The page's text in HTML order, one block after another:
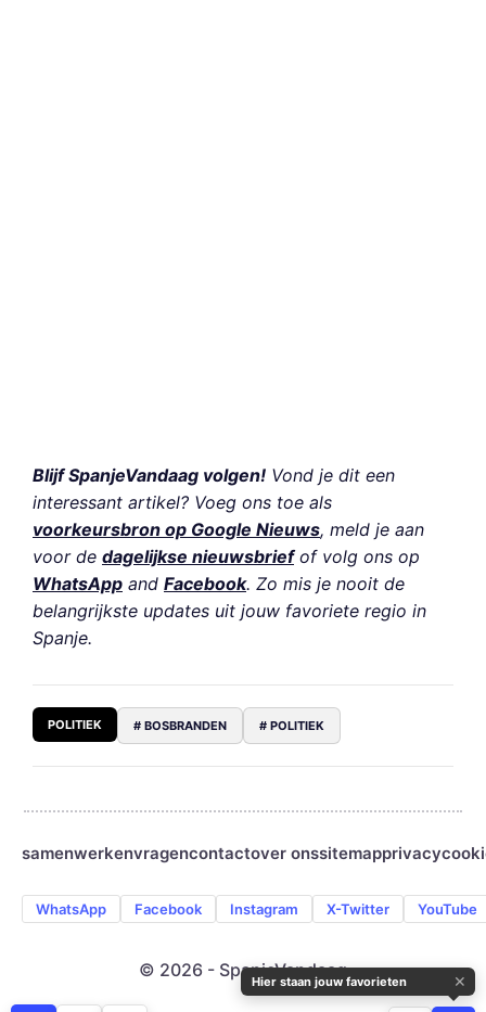
Blijf SpanjeVandaag volgen! Vond je dit een
interessant artikel? Voeg ons toe als
voorkeursbron op Google Nieuws, meld je aan
voor de dagelijkse nieuwsbriefof volg ons op
WhatsApp and Facebook. Zo mis je nooit de
belangrijkste updates uit jouw favoriete regio in
Spanje.
POLITIEK # BOSBRANDEN # POLITIEK
samenwerkenvragencontactover onssitemapprivacy
WhatsApp Facebook Instagram X-Twitter YouTube
© 2026 - SpanjeVandaag
Hier staan jouw favorieten ✕